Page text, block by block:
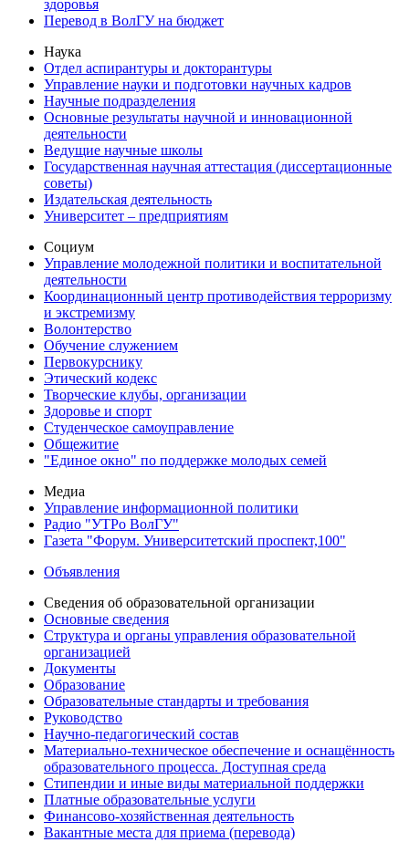
здоровья
Перевод в ВолГУ на бюджет
Наука
Отдел аспирантуры и докторантуры
Управление науки и подготовки научных кадров
Научные подразделения
Основные результаты научной и инновационной
деятельности
Ведущие научные школы
Государственная научная аттестация (диссертационные
советы)
Издательская деятельность
Университет – предприятиям
Социум
Управление молодежной политики и воспитательной
деятельности
Координационный центр противодействия терроризму
и экстремизму
Волонтерство
Обучение служением
Первокурснику
Этический кодекс
Творческие клубы, организации
Здоровье и спорт
Студенческое самоуправление
Общежитие
"Единое окно" по поддержке молодых семей
Медиа
Управление информационной политики
Радио "УТРо ВолГУ"
Газета "Форум. Университетский проспект,100"
Объявления
Сведения об образовательной организации
Основные сведения
Структура и органы управления образовательной
организацией
Документы
Образование
Образовательные стандарты и требования
Руководство
Научно-педагогический состав
Материально-техническое обеспечение и оснащённость
образовательного процесса. Доступная среда
Стипендии и иные виды материальной поддержки
Платные образовательные услуги
Финансово-хозяйственная деятельность
Вакантные места для приема (перевода)